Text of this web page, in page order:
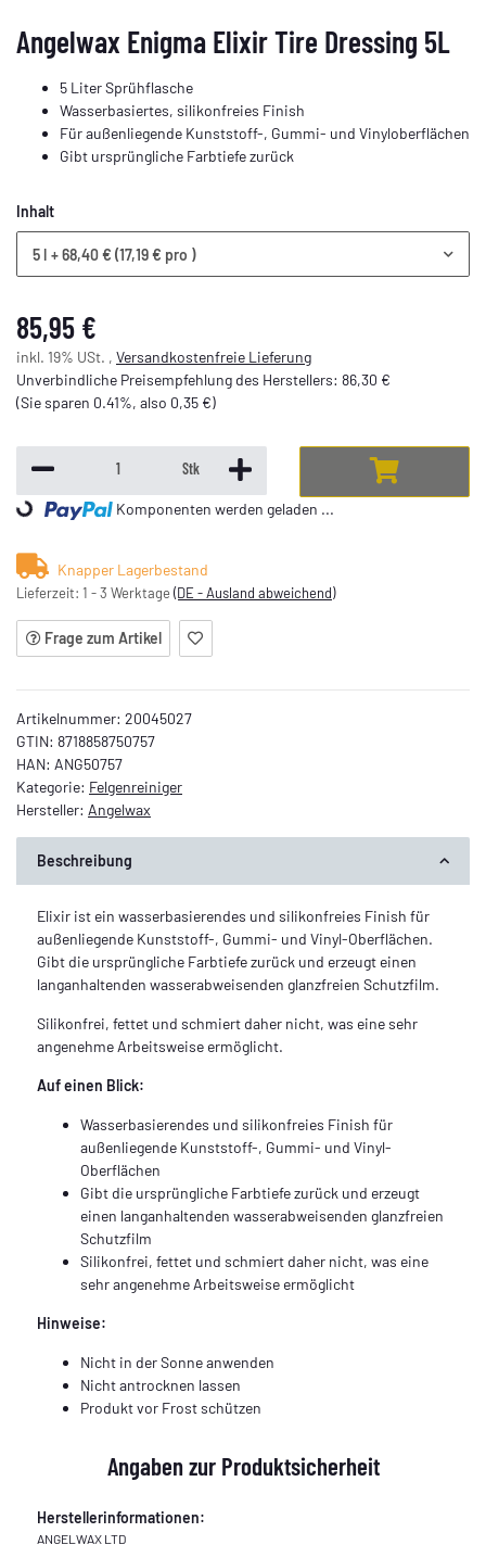
Angelwax Enigma Elixir Tire Dressing 5L
5 Liter Sprühflasche
Wasserbasiertes, silikonfreies Finish
Für außenliegende Kunststoff-, Gummi- und Vinyloberflächen
Gibt ursprüngliche Farbtiefe zurück
Inhalt
5 l + 68,40 € (17,19 € pro )
85,95 €
inkl. 19% USt. , Versandkostenfreie Lieferung
Unverbindliche Preisempfehlung des Herstellers: 86,30 €
(Sie sparen 0.41%, also 0,35 €)
Stk
Loading... Komponenten werden geladen ...
Knapper Lagerbestand
Lieferzeit: 1 - 3 Werktage (DE - Ausland abweichend)
Frage zum Artikel
Artikelnummer: 20045027
GTIN: 8718858750757
HAN: ANG50757
Kategorie: Felgenreiniger
Hersteller: Angelwax
Beschreibung
Elixir ist ein wasserbasierendes und silikonfreies Finish für
außenliegende Kunststoff-, Gummi- und Vinyl-Oberflächen.
Gibt die ursprüngliche Farbtiefe zurück und erzeugt einen
langanhaltenden wasserabweisenden glanzfreien Schutzfilm.
Silikonfrei, fettet und schmiert daher nicht, was eine sehr
angenehme Arbeitsweise ermöglicht.
Auf einen Blick:
Wasserbasierendes und silikonfreies Finish für
außenliegende Kunststoff-, Gummi- und Vinyl-
Oberflächen
Gibt die ursprüngliche Farbtiefe zurück und erzeugt
einen langanhaltenden wasserabweisenden glanzfreien
Schutzfilm
Silikonfrei, fettet und schmiert daher nicht, was eine
sehr angenehme Arbeitsweise ermöglicht
Hinweise:
Nicht in der Sonne anwenden
Nicht antrocknen lassen
Produkt vor Frost schützen
Angaben zur Produktsicherheit
Herstellerinformationen:
ANGELWAX LTD